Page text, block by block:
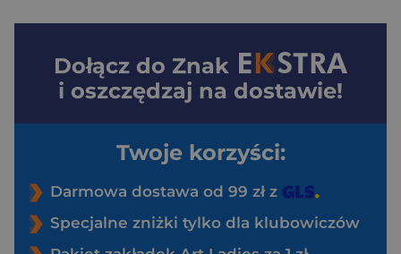
Dołącz do Znak
i oszczędzaj na dostawie!
Twoje korzyści:
Darmowa dostawa od 99 zł z
Specjalne zniżki tylko dla klubowiczów